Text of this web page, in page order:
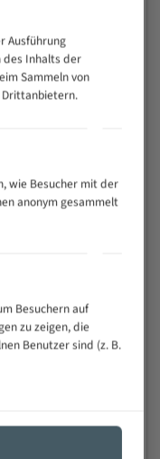
auch bei
Ausführung
des Inhalts der
Sammeln von
Drittanbietern.
wie Besucher mit der
anonym gesammelt
Besuchern auf
zu zeigen, die
Benutzer sind (z. B.